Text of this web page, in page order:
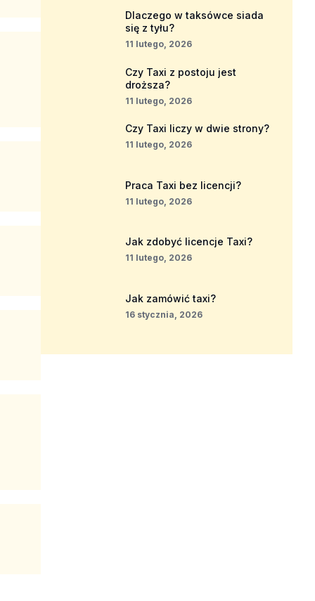
Dlaczego w taksówce siada
się z tyłu?
11 lutego, 2026
Czy Taxi z postoju jest
droższa?
11 lutego, 2026
Czy Taxi liczy w dwie strony?
11 lutego, 2026
Praca Taxi bez licencji?
11 lutego, 2026
Jak zdobyć licencje Taxi?
11 lutego, 2026
Jak zamówić taxi?
16 stycznia, 2026